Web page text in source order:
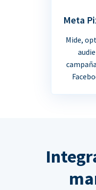
Meta
Mide,